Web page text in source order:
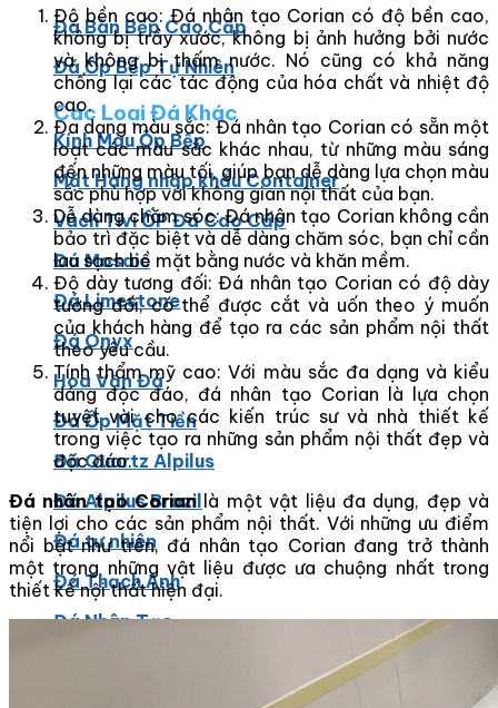
Đá Bàn Bếp Cao Cấp
Đá Ốp Bếp Tự Nhiên
Các Loại Đá Khác
Kính Màu Ốp Bếp
Mặt Hàng nhập khẩu Container
Vách Tivi ỐP Đá Cao Cấp
Đá Mosaic
Đá Limestone
Đá Onyx
Hoa Văn Đá
Đá Ốp Mặt Tiền
Đá Quartz Alpilus
Đá Alpilus Brazil
Đá tự nhiên
Đá Thạch Anh
Đá Nhân Tạo
Độ bền cao: Đá nhân tạo Corian có độ bền cao,
không bị trầy xước, không bị ảnh hưởng bởi nước
và không bị thấm nước. Nó cũng có khả năng
chống lại các tác động của hóa chất và nhiệt độ
cao.
Đa dạng màu sắc: Đá nhân tạo Corian có sẵn một
loạt các màu sắc khác nhau, từ những màu sáng
đến những màu tối, giúp bạn dễ dàng lựa chọn màu
sắc phù hợp với không gian nội thất của bạn.
Dễ dàng chăm sóc: Đá nhân tạo Corian không cần
bảo trì đặc biệt và dễ dàng chăm sóc, bạn chỉ cần
lau sạch bề mặt bằng nước và khăn mềm.
Độ dày tương đối: Đá nhân tạo Corian có độ dày
tương đối, có thể được cắt và uốn theo ý muốn
của khách hàng để tạo ra các sản phẩm nội thất
theo yêu cầu.
Tính thẩm mỹ cao: Với màu sắc đa dạng và kiểu
dáng độc đáo, đá nhân tạo Corian là lựa chọn
tuyệt vời cho các kiến trúc sư và nhà thiết kế
trong việc tạo ra những sản phẩm nội thất đẹp và
độc đáo.
Đá nhân tạo Corian là một vật liệu đa dụng, đẹp và
tiện lợi cho các sản phẩm nội thất. Với những ưu điểm
nổi bật như trên, đá nhân tạo Corian đang trở thành
một trong những vật liệu được ưa chuộng nhất trong
thiết kế nội thất hiện đại.